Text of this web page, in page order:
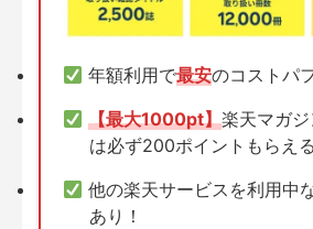
年額利用で最安のコストパ
【最大1000pt】楽天マガ
は必ず200ポイントもらえる
他の楽天サービスを利用中
あり！